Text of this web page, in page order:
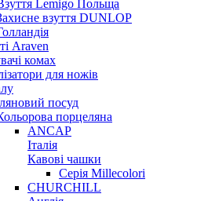
Lemigo Польща
взуття DUNLOP
Araven
комах
для ножів
посуд
порцеляна
ANCAP
Італія
Кавові чашки
Серія Millecolori
CHURCHILL